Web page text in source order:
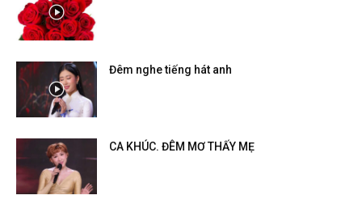
Đêm nghe tiếng hát anh
CA KHÚC. ĐÊM MƠ THẤY MẸ